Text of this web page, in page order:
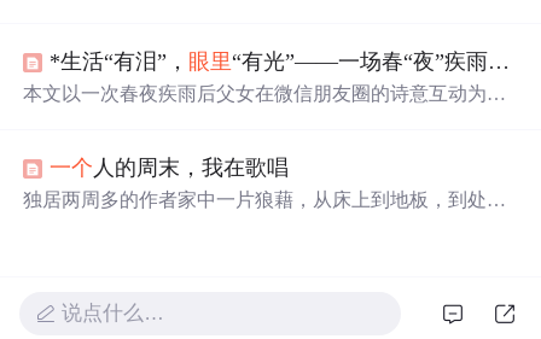
期干预和康复训练可显著改善他们的生活质量。家庭在康
复过程中扮演关键角色，然而也面临着巨大的经济和心理
*生活“有泪”， 眼里“有光”——一场春“夜”疾雨后和女儿的“对话”
本文以一次春夜疾雨后父女在微信朋友圈的诗意互动为切
算法，跨代际理解类比API接口，提出‘感应式编程’这一独
特观点。文中融合DeepSeek/Kimi等AI模型对文本的赏析反
一个 人的周末，我在歌唱
独居两周多的作者家中一片狼藉，从床上到地板，到处是
代社会中的孤独感、对工业化生活的向往以及对田园生活
的复杂情感。
说点什么…